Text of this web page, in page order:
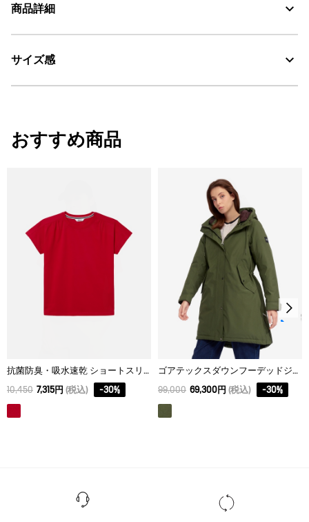
紫外線をカットするUVCオーガニックコットン100%
UV CUT：紫外線カット
商品詳細
・色：セーブル (006)
サイズ感
34
41
43
85.5 45
おすすめ商品
抗菌防臭・吸水速乾 ショートスリーブTシャツ
10,450 7,315円 (税込) -30%
ゴアテックスダウンフーデッドジャケット RP
99,000 69,300円 (税込) -30%